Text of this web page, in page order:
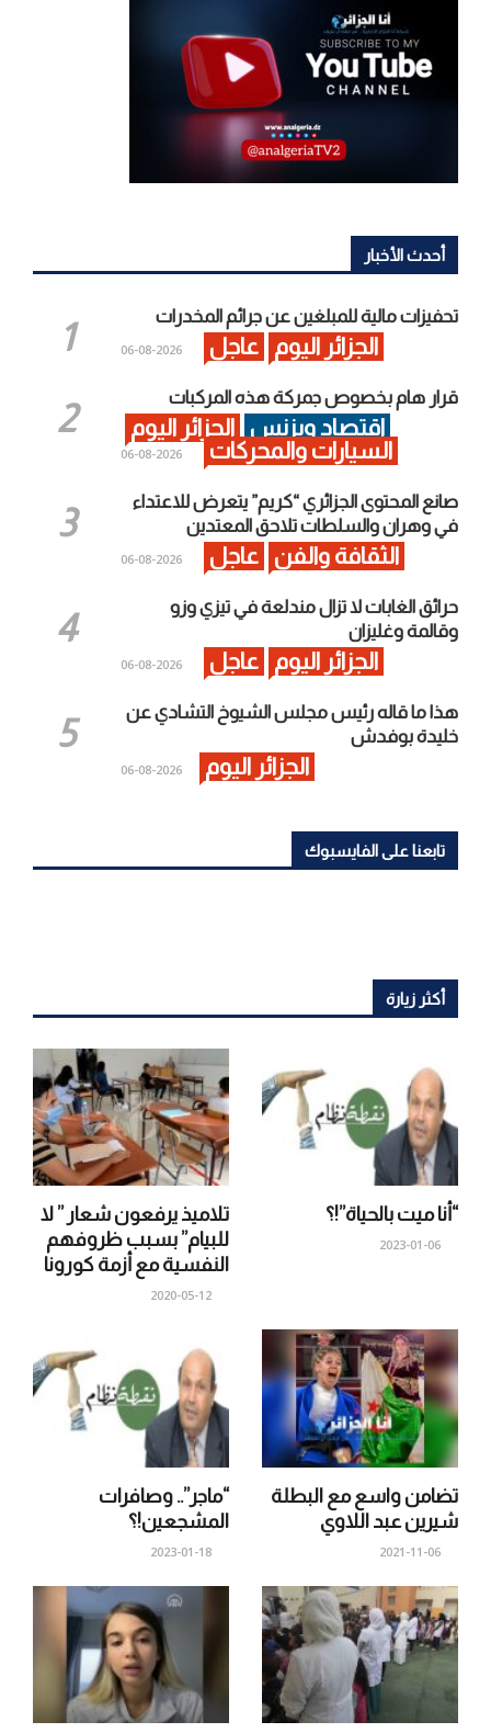
أحدث الأخبار
تحفيزات مالية للمبلغين عن جرائم المخدرات
الجزائر اليوم عاجل 2026-08-06
قرار هام بخصوص جمركة هذه المركبات
اقتصاد وبزنس
الجزائر اليوم
السيارات والمحركات
2026-08-06
صانع المحتوى الجزائري “كريم” يتعرض للاعتداء
في وهران والسلطات تلاحق المعتدين
الثقافة والفن عاجل 2026-08-06
حرائق الغابات لا تزال مندلعة في تيزي وزو
وقالمة وغليزان
الجزائر اليوم عاجل 2026-08-06
هذا ما قاله رئيس مجلس الشيوخ التشادي عن
خليدة بوفدش
الجزائر اليوم 2026-08-06
تابعنا على الفايسبوك
أكثر زيارة
تلاميذ يرفعون شعار ” لا
للبيام” بسبب ظروفهم
النفسية مع أزمة كورونا
2020-05-12
“أنا ميت بالحياة”!؟
2023-01-06
“ماجر”.. وصافرات
المشجعين!؟
2023-01-18
تضامن واسع مع البطلة
شيرين عبد اللاوي
2021-11-06